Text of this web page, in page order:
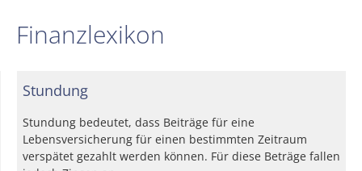
Finanzlexikon
Stundung
Stundung bedeutet, dass Beiträge für eine
Lebensversicherung für einen bestimmten Zeitraum
verspätet gezahlt werden können. Für diese Beträge fallen